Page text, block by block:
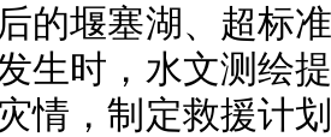
的堰塞湖、超标
生时，水文测绘
情，制定救援计